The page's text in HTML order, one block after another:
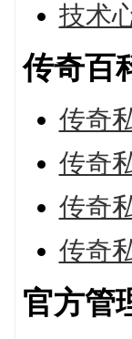
技术
传奇百
传奇
传奇
传奇
传奇
官方管